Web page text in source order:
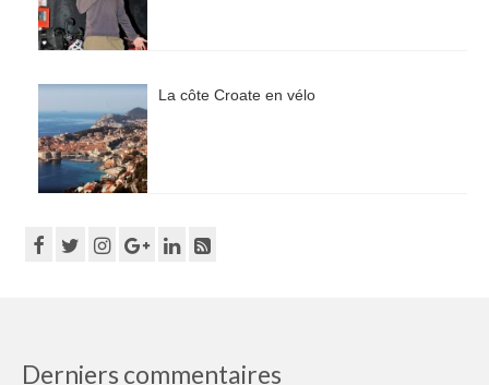
La côte Croate en vélo
Derniers commentaires